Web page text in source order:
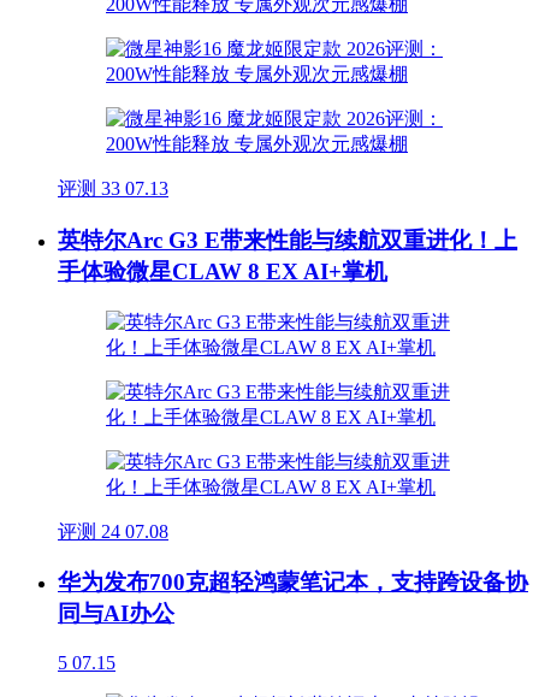
评测 33 07.13
英特尔Arc G3 E带来性能与续航双重进化！上
手体验微星CLAW 8 EX AI+掌机
评测 24 07.08
华为发布700克超轻鸿蒙笔记本，支持跨设备协
同与AI办公
5 07.15